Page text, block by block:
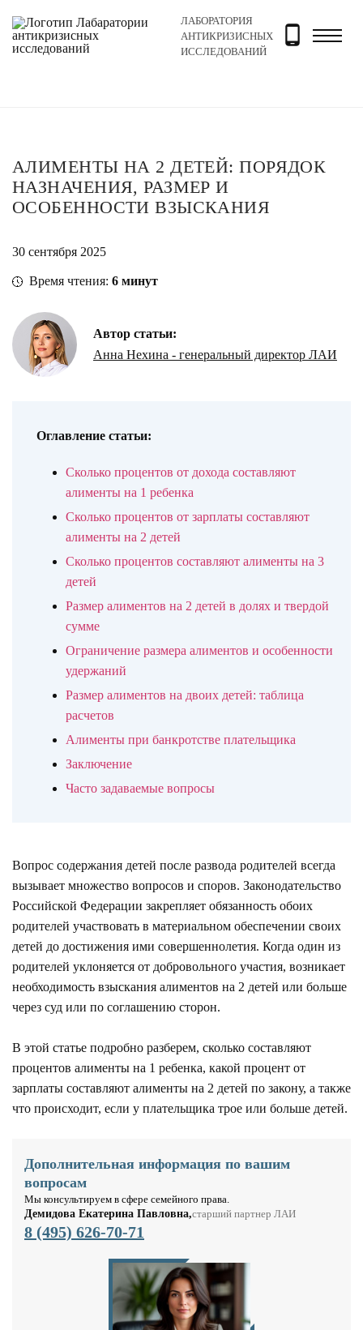
ЛАБОРАТОРИЯ
АНТИКРИЗИСНЫХ
ИССЛЕДОВАНИЙ
Главная Новости и блог Блог Алименты на 2
АЛИМЕНТЫ НА 2 ДЕТЕЙ: ПОРЯДОК
НАЗНАЧЕНИЯ, РАЗМЕР И
ОСОБЕННОСТИ ВЗЫСКАНИЯ
30 сентября 2025
Время чтения: 6 минут
Автор статьи:
Анна Нехина - генеральный директор ЛАИ
Оглавление статьи:
Сколько процентов от дохода составляют
алименты на 1 ребенка
Сколько процентов от зарплаты составляют
алименты на 2 детей
Сколько процентов составляют алименты на 3
детей
Размер алиментов на 2 детей в долях и твердой
сумме
Ограничение размера алиментов и особенности
удержаний
Размер алиментов на двоих детей: таблица
расчетов
Алименты при банкротстве плательщика
Заключение
Часто задаваемые вопросы
Вопрос содержания детей после развода родителей всегда
вызывает множество вопросов и споров. Законодательство
Российской Федерации закрепляет обязанность обоих
родителей участвовать в материальном обеспечении своих
детей до достижения ими совершеннолетия. Когда один из
родителей уклоняется от добровольного участия, возникает
необходимость взыскания алиментов на 2 детей или больше
через суд или по соглашению сторон.
В этой статье подробно разберем, сколько составляют
процентов алименты на 1 ребенка, какой процент от
зарплаты составляют алименты на 2 детей по закону, а также
что происходит, если у плательщика трое или больше детей.
Дополнительная информация по вашим
вопросам
Мы консультируем в сфере семейного права.
Демидова Екатерина Павловна,старший партнер ЛАИ
8 (495) 626-70-71